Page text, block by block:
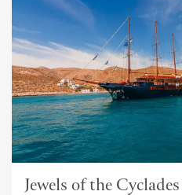
Jewels of the Cyclades